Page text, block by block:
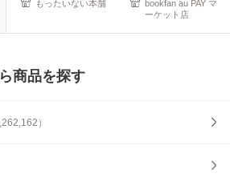
もったいない本舗
bookfan au PAY マ
ーケット店
商品を探す
）